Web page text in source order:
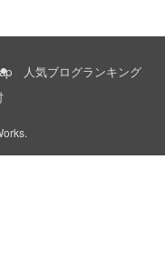
人気ブログランキング